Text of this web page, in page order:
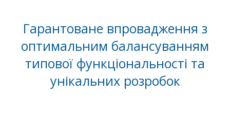
Гарантоване впровадження з
оптимальним балансуванням
типової функціональності та
унікальних розробок